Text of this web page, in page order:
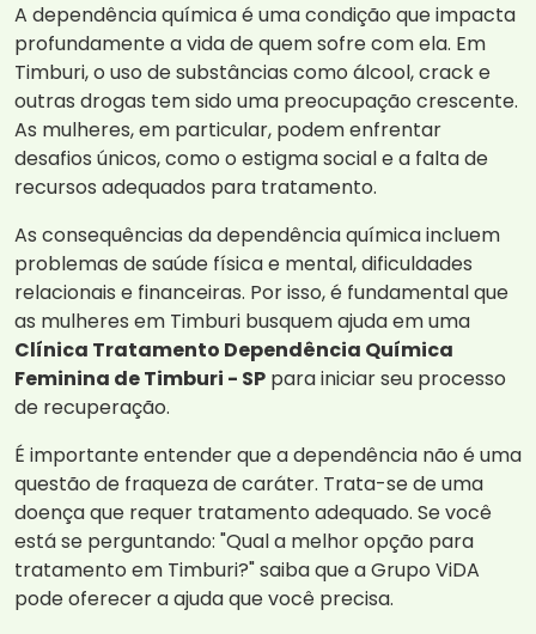
A dependência química é uma condição que impacta
profundamente a vida de quem sofre com ela. Em
Timburi, o uso de substâncias como álcool, crack e
outras drogas tem sido uma preocupação crescente.
As mulheres, em particular, podem enfrentar
desafios únicos, como o estigma social e a falta de
recursos adequados para tratamento.
As consequências da dependência química incluem
problemas de saúde física e mental, dificuldades
relacionais e financeiras. Por isso, é fundamental que
as mulheres em Timburi busquem ajuda em uma
Clínica Tratamento Dependência Química
Feminina de Timburi - SP para iniciar seu processo
de recuperação.
É importante entender que a dependência não é uma
questão de fraqueza de caráter. Trata-se de uma
doença que requer tratamento adequado. Se você
está se perguntando: "Qual a melhor opção para
tratamento em Timburi?" saiba que a Grupo ViDA
pode oferecer a ajuda que você precisa.